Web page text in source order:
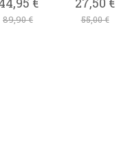
89,90 € 55,00 €